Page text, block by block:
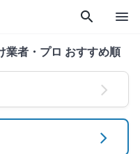
search menu
業者・プロ おすすめ順